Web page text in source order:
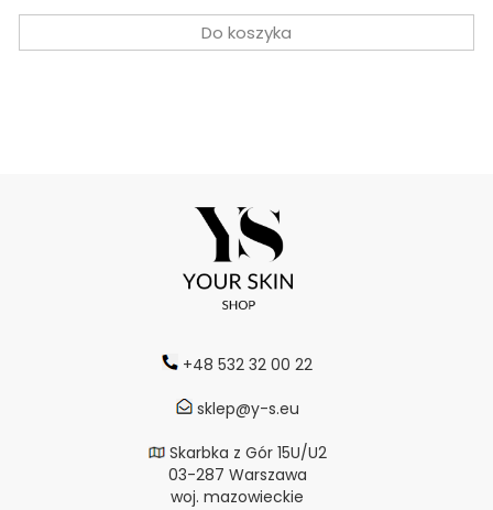
Do koszyka
+48 532 32 00 22
sklep@y-s.eu
Skarbka z Gór 15U/U2
03-287 Warszawa
woj. mazowieckie